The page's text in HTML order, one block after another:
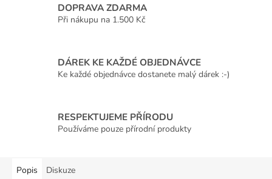
DOPRAVA ZDARMA
Při nákupu na 1.500 Kč
DÁREK KE KAŽDÉ OBJEDNÁVCE
Ke každé objednávce dostanete malý dárek :-)
RESPEKTUJEME PŘÍRODU
Používáme pouze přírodní produkty
Popis Diskuze